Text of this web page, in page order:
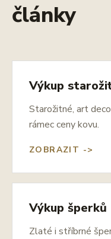
články
Výkup
Starožitné, art
rámec ceny kovu.
ZOBRAZIT ->
Výkup šperků
Zlaté i stříbrné